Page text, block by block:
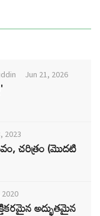
Jun 21, 2026
2023
చరిత్రం (మొదటి
అద్భుతమైన